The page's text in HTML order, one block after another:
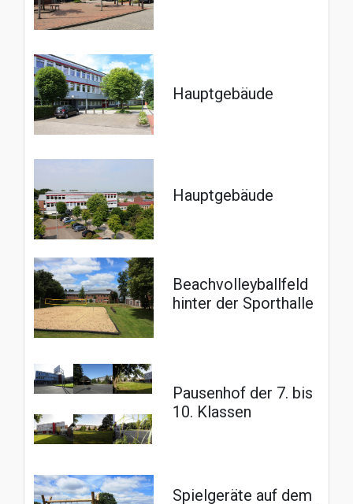
Hauptgebäude
Hauptgebäude
Beachvolleyballfeld
hinter der Sporthalle
Pausenhof der 7. bis
10. Klassen
Spielgeräte auf dem